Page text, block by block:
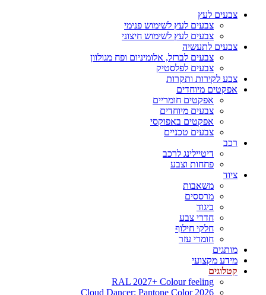
צבעים לעץ
צבעים לעץ לשימוש פנימי
צבעים לעץ לשימוש חיצוני
צבעים לתעשיה
צבעים לברזל, אלומיניום ופח מגולוון
צבעים לפלסטיק
צבע לקירות ותקרות
אפקטים מיוחדים
אפקטים חומריים
צבעים מיוחדים
אפקטים באפוקסי
צבעים טכניים
רכב
דיטיילינג לרכב
פחחות וצבע
ציוד
משאבות
מרססים
ביגוד
חדרי צבע
חלקי חילוף
חומרי עזר
מותגים
מידע מקצועי
קטלוגים
RAL 2027+ Colour feeling
Cloud Dancer: Pantone Color 2026